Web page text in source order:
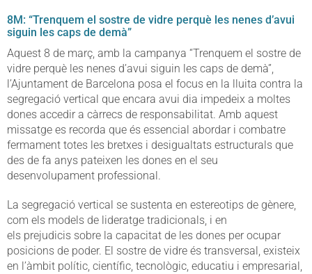
8M: “Trenquem el sostre de vidre perquè les nenes d’avui
siguin les caps de demà”
Aquest 8 de març, amb la campanya “Trenquem el sostre de
vidre perquè les nenes d’avui siguin les caps de demà”,
l’Ajuntament de Barcelona posa el focus en la lluita contra la
segregació vertical que encara avui dia impedeix a moltes
dones accedir a càrrecs de responsabilitat. Amb aquest
missatge es recorda que és essencial abordar i combatre
fermament totes les bretxes i desigualtats estructurals que
des de fa anys pateixen les dones en el seu
desenvolupament professional.
La segregació vertical se sustenta en estereotips de gènere,
com els models de lideratge tradicionals, i en
els prejudicis sobre la capacitat de les dones per ocupar
posicions de poder. El sostre de vidre és transversal, existeix
en l’àmbit polític, científic, tecnològic, educatiu i empresarial,